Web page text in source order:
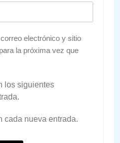
electrónico y sitio
la próxima vez que
los siguientes
cada nueva entrada.